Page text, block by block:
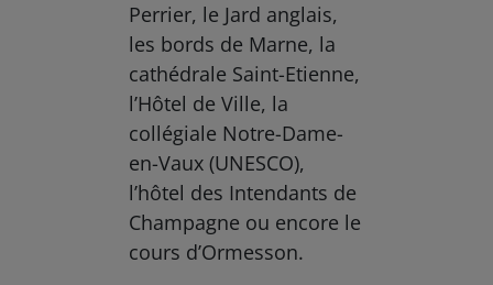
Perrier, le Jard anglais,
les bords de Marne, la
cathédrale Saint-Etienne,
l’Hôtel de Ville, la
collégiale Notre-Dame-
en-Vaux (UNESCO),
l’hôtel des Intendants de
Champagne ou encore le
cours d’Ormesson.